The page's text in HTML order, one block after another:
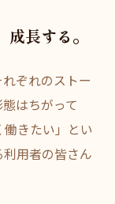
成長する。
ぞれのストー
はちがって
きたい」とい
用者の皆さん